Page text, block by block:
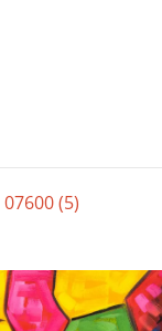
07600 (5)